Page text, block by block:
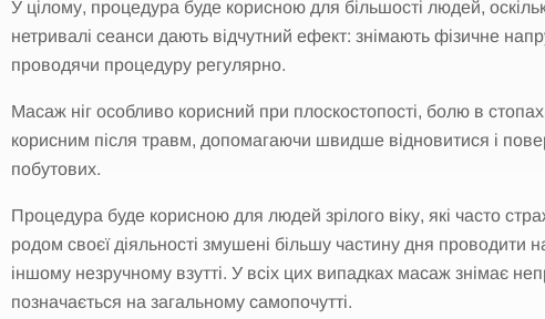
У цілому, процедура буде корисною для більшості людей,
нетривалі сеанси дають відчутний ефект: знімають фізичне
проводячи процедуру регулярно.
Масаж ніг особливо корисний при плоскостопості, болю в
корисним після травм, допомагаючи швидше відновитися і
побутових.
Процедура буде корисною для людей зрілого віку, які часто
родом своєї діяльності змушені більшу частину дня проводити
іншому незручному взутті. У всіх цих випадках масаж знімає
позначається на загальному самопочутті.